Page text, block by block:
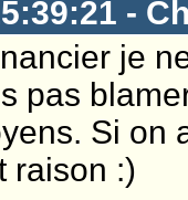
-
je
pas
Si on
raison :)